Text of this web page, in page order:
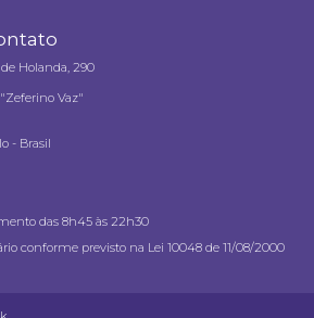
Holanda, 290
Vaz"
- Brasil
das 8h45 às 22h30
conforme previsto na Lei 10048 de 11/08/2000